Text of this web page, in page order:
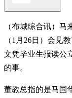
（布城综合讯）
（1月26日）会见
文凭毕业生报读公
的事。
董教总指的是马国